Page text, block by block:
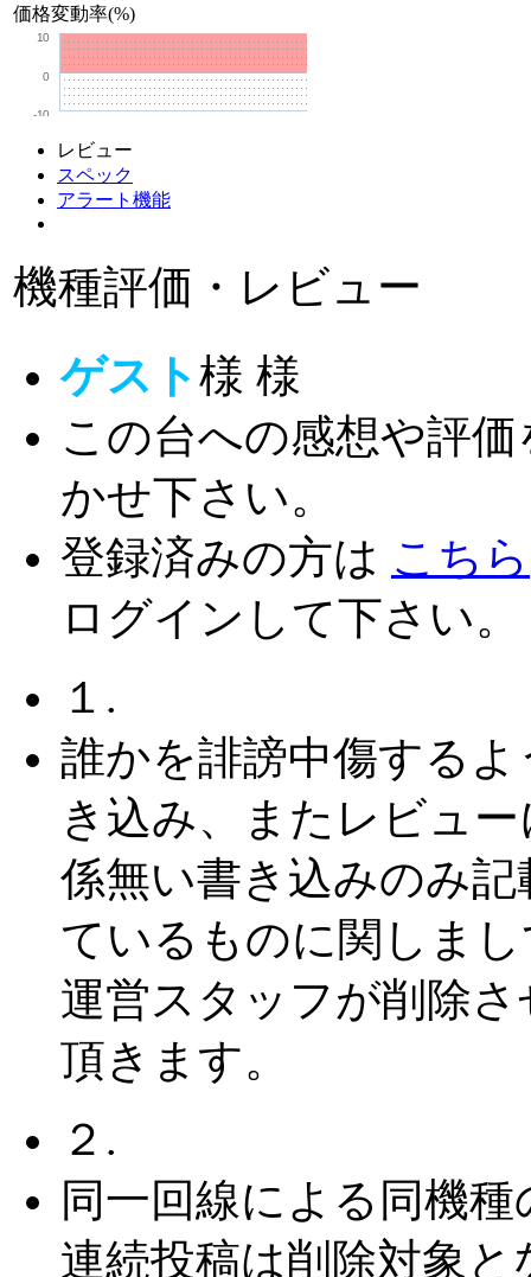
価格変動率(%)
-10
0
10
レビュー
スペック
アラート機能
機種評価・レビュー
ゲスト様 様
この台への感想や評価
かせ下さい。
登録済みの方は こちら
ログインして下さい。
１.
誰かを誹謗中傷するよ
き込み、またレビュー
係無い書き込みのみ記
ているものに関しま
運営スタッフが削除さ
頂きます。
２.
同一回線による同機種
連続投稿は削除対象と